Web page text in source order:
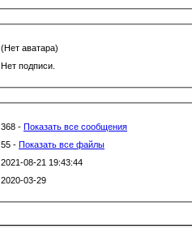
(Нет аватара)
Нет подписи.
368 - Показать все сообщения
55 - Показать все файлы
2021-08-21 19:43:44
2020-03-29